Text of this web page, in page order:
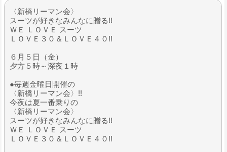
〈新橋リーマン会〉
スーツが好きなみんなに贈る!!
ＷＥ ＬＯＶＥ スーツ
ＬＯＶＥ３０＆ＬＯＶＥ４０!!
６月５日（金）
夕方５時～深夜１時
●毎週金曜日開催の
〈新橋リーマン会〉!!
今夜は夏一番乗りの
〈新橋リーマン会〉
スーツが好きなみんなに贈る!!
ＷＥ ＬＯＶＥ スーツ
ＬＯＶＥ３０＆ＬＯＶＥ４０!!